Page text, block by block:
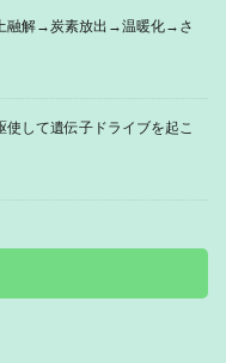
融解→炭素放出→温暖化→さ
使して遺伝子ドライブを起こ